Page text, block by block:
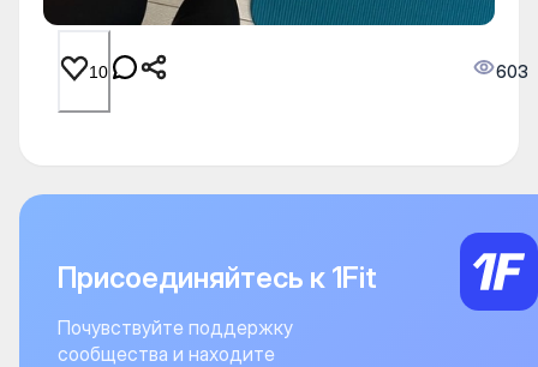
10 603
Присоединяйтесь к 1Fit
Почувствуйте поддержку
сообщества и находите